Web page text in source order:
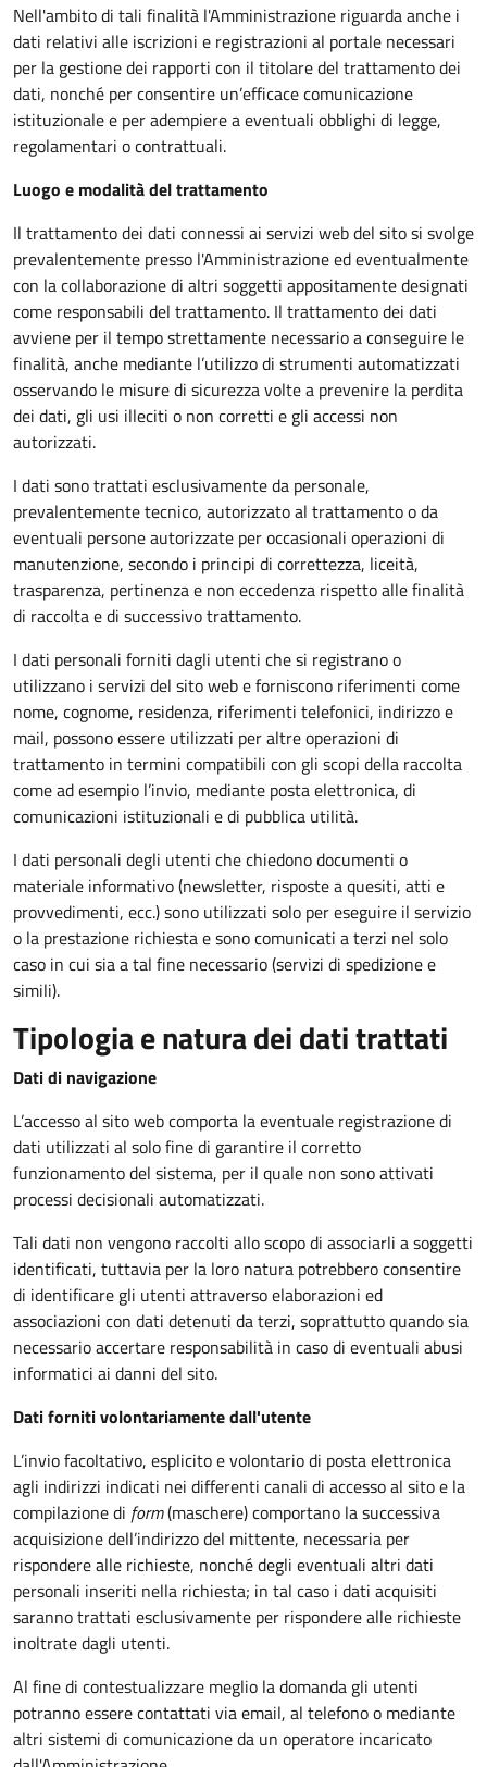
Nell'ambito di tali finalità l'Amministrazione riguarda anche i
dati relativi alle iscrizioni e registrazioni al portale necessari
per la gestione dei rapporti con il titolare del trattamento dei
dati, nonché per consentire un’efficace comunicazione
istituzionale e per adempiere a eventuali obblighi di legge,
regolamentari o contrattuali.
Luogo e modalità del trattamento
Il trattamento dei dati connessi ai servizi web del sito si svolge
prevalentemente presso l'Amministrazione ed eventualmente
con la collaborazione di altri soggetti appositamente designati
come responsabili del trattamento. Il trattamento dei dati
avviene per il tempo strettamente necessario a conseguire le
finalità, anche mediante l’utilizzo di strumenti automatizzati
osservando le misure di sicurezza volte a prevenire la perdita
dei dati, gli usi illeciti o non corretti e gli accessi non
autorizzati.
I dati sono trattati esclusivamente da personale,
prevalentemente tecnico, autorizzato al trattamento o da
eventuali persone autorizzate per occasionali operazioni di
manutenzione, secondo i principi di correttezza, liceità,
trasparenza, pertinenza e non eccedenza rispetto alle finalità
di raccolta e di successivo trattamento.
I dati personali forniti dagli utenti che si registrano o
utilizzano i servizi del sito web e forniscono riferimenti come
nome, cognome, residenza, riferimenti telefonici, indirizzo e
mail, possono essere utilizzati per altre operazioni di
trattamento in termini compatibili con gli scopi della raccolta
come ad esempio l’invio, mediante posta elettronica, di
comunicazioni istituzionali e di pubblica utilità.
I dati personali degli utenti che chiedono documenti o
materiale informativo (newsletter, risposte a quesiti, atti e
provvedimenti, ecc.) sono utilizzati solo per eseguire il servizio
o la prestazione richiesta e sono comunicati a terzi nel solo
caso in cui sia a tal fine necessario (servizi di spedizione e
simili).
Tipologia e natura dei dati trattati
Dati di navigazione
L’accesso al sito web comporta la eventuale registrazione di
dati utilizzati al solo fine di garantire il corretto
funzionamento del sistema, per il quale non sono attivati
processi decisionali automatizzati.
Tali dati non vengono raccolti allo scopo di associarli a soggetti
identificati, tuttavia per la loro natura potrebbero consentire
di identificare gli utenti attraverso elaborazioni ed
associazioni con dati detenuti da terzi, soprattutto quando sia
necessario accertare responsabilità in caso di eventuali abusi
informatici ai danni del sito.
Dati forniti volontariamente dall'utente
L’invio facoltativo, esplicito e volontario di posta elettronica
agli indirizzi indicati nei differenti canali di accesso al sito e la
compilazione di form(maschere) comportano la successiva
acquisizione dell’indirizzo del mittente, necessaria per
rispondere alle richieste, nonché degli eventuali altri dati
personali inseriti nella richiesta; in tal caso i dati acquisiti
saranno trattati esclusivamente per rispondere alle richieste
inoltrate dagli utenti.
Al fine di contestualizzare meglio la domanda gli utenti
potranno essere contattati via email, al telefono o mediante
altri sistemi di comunicazione da un operatore incaricato